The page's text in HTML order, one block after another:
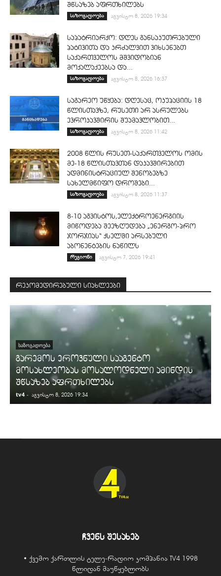
შწსაზებ აფრთხილებს
საზოგადოება აგვისტო 8, 2026 19:34
საპატრიარქო: დღეს განსაკუთრებული
პატივითა და კრძალვით ვიხსენებთ
საქართველოს მშვიდობიან
მოქალაქეებსა და...
საზოგადოება აგვისტო 8, 2026 16:37
საგარეო უწყება: დღესაც, ოკუპაციის 18
წლისთავზე, რუსეთი არ ასრულებს
ევროკავშირის შუამავლობით...
საზოგადოება აგვისტო 8, 2026 11:42
2008 წლის რუსეთ-საქართველოს ომის
მე-18 წლისთავთან დაკავშირებით
ადმინისტრაციულ შენობებზე
სახელმწიფო დროშები...
საზოგადოება აგვისტო 8, 2026 11:37
8-10 აგვისტოს,ელექტროენერგიის
მიწოდება შეეზღუდება „ენერგო-პრო
ჯორჯიას“ ქსელში არსებული
აბონენტების ნაწილს
რეგიონი აგვისტო 7, 2026 19:41
რეკომედირებული სიახლეები
ᲡᲐᲖᲝᲒᲐᲓᲝᲔᲑᲐ
გარემოს ეროვნული სააგენტო
მოსახლეობას მოსალოდნელი ამინდის
შწსაზებ აფრთხილებს
tv4 - აგვისტო 8, 2026 19:34
ჩვენს შესახებ
• ქვემო ქართლის ტელე-რადიო კომპანია TV4 1998
წლიდან მაუწყებლობს